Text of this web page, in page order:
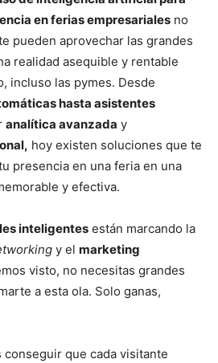
en ferias empresariales no
pueden aprovechar las grandes
realidad asequible y rentable
incluso las pymes. Desde
hasta asistentes
analítica avanzada y
hoy existen soluciones que te
presencia en una feria en una
y efectiva.
inteligentes están marcando la
y el marketing
visto, no necesitas grandes
a esta ola. Solo ganas,
que cada visitante